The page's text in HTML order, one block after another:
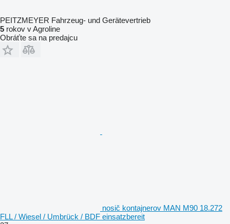
PEITZMEYER Fahrzeug- und Gerätevertrieb
5 rokov v Agroline
Obráťte sa na predajcu
nosič kontajnerov MAN M90 18.272
FLL / Wiesel / Umbrück / BDF einsatzbereit